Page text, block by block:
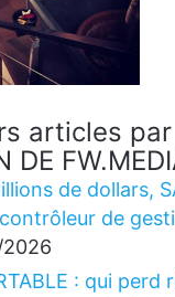
articles
DE
de dollars,
de
: qui perd